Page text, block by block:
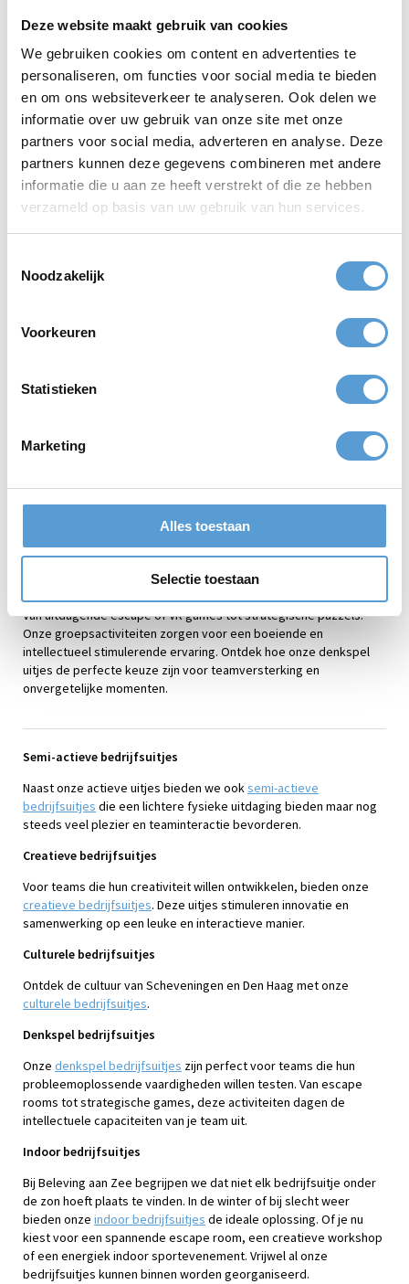
Deze website maakt gebruik van cookies
We gebruiken cookies om content en advertenties te
personaliseren, om functies voor social media te bieden
en om ons websiteverkeer te analyseren. Ook delen we
informatie over uw gebruik van onze site met onze
partners voor social media, adverteren en analyse. Deze
partners kunnen deze gegevens combineren met andere
informatie die u aan ze heeft verstrekt of die ze hebben
verzameld op basis van uw gebruik van hun services.
Noodzakelijk
Voorkeuren
Statistieken
Marketing
Alles toestaan
Selectie toestaan
vanaf
VR Escape Room
La Casa De Papel
vanaf
Winterquiz
Quiz - Winter / Kerst
Expeditie Scheveningen
aan Zee
Ben je op zoek naar een bedrijfsuitje dat de geest prikkelt en de
Scheveningen van Den Haag gevestigd. Dit evenementenbureau
biedt een scala aan denkspel bedrijfsuitjes die ideaal zijn voor
teams die hun probleemoplossende vaardigheden willen testen.
Van uitdagende escape of VR games tot strategische puzzels.
Onze groepsactiviteiten zorgen voor een boeiende en
intellectueel stimulerende ervaring. Ontdek hoe onze denkspel
uitjes de perfecte keuze zijn voor teamversterking en
onvergetelijke momenten.
Semi-actieve bedrijfsuitjes
Naast onze actieve uitjes bieden we ooksemi-actieve
bedrijfsuitjes die een lichtere fysieke uitdaging bieden maar nog
steeds veel plezier en teaminteractie bevorderen.
Creatieve bedrijfsuitjes
Voor teams die hun creativiteit willen ontwikkelen, bieden onze
creatieve bedrijfsuitjes. Deze uitjes stimuleren innovatie en
samenwerking op een leuke en interactieve manier.
Culturele bedrijfsuitjes
Ontdek de cultuur van Scheveningen en Den Haag met onze
culturele bedrijfsuitjes.
Denkspel bedrijfsuitjes
Onze denkspel bedrijfsuitjes zijn perfect voor teams die hun
probleemoplossende vaardigheden willen testen. Van escape
rooms tot strategische games, deze activiteiten dagen de
intellectuele capaciteiten van je team uit.
Indoor bedrijfsuitjes
Bij Beleving aan Zee begrijpen we dat niet elk bedrijfsuitje onder
de zon hoeft plaats te vinden. In de winter of bij slecht weer
bieden onze indoor bedrijfsuitjes de ideale oplossing. Of je nu
kiest voor een spannende escape room, een creatieve workshop
of een energiek indoor sportevenement. Vrijwel al onze
bedrijfsuitjes kunnen binnen worden georganiseerd.